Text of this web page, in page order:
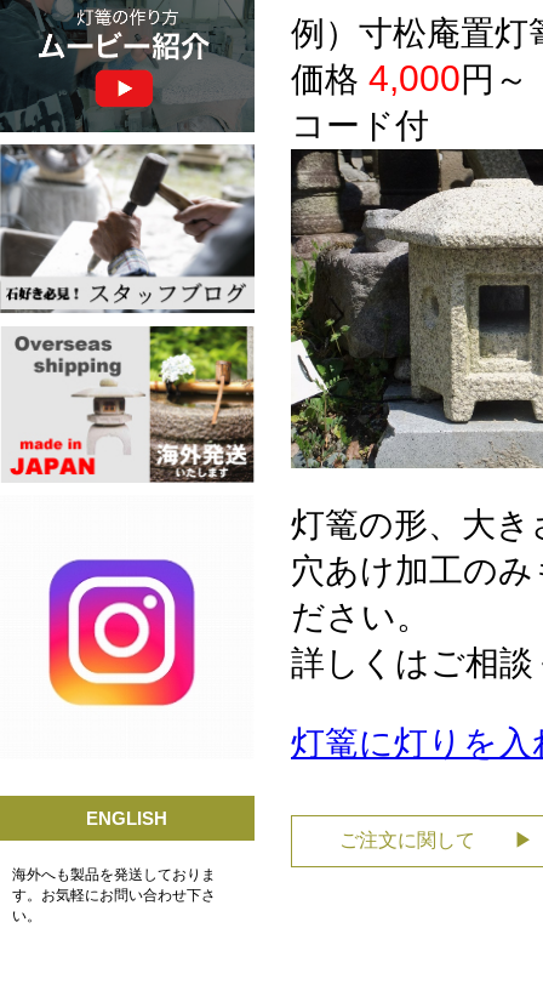
ENGLISH
海外へも製品を発送しておりま
す。お気軽にお問い合わせ下さ
い。
例）寸松庵置
価格 4,000円
コード付
灯篭の形、大
穴あけ加工の
ださい。
詳しくはご相
灯篭に灯りを入
ご注文に関して ▶